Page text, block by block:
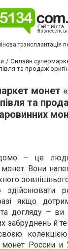
трансплантація
Онлайн
та продаж
монет
та
– це
монет. Вони
здійснювати
якщо
догляду –
забруднень й
монет России и